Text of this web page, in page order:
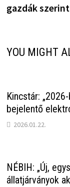
gazdák
YOU MIGHT
Kincstár:
bejelentő
2026.01.22.
NÉBIH: „Új,
állatjárványok